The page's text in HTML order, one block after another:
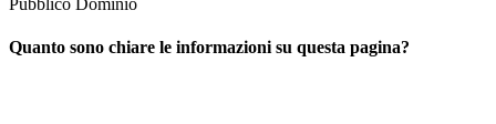
Quanto sono chiare le informazioni su questa pagina?